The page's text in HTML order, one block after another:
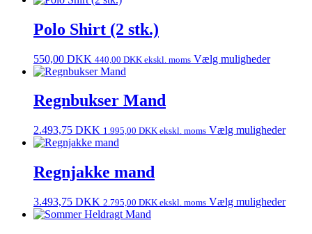
Polo Shirt (2 stk.)
550,00 DKK 440,00 DKK ekskl. moms Vælg muligheder
Regnbukser Mand
2.493,75 DKK 1.995,00 DKK ekskl. moms Vælg muligheder
Regnjakke mand
3.493,75 DKK 2.795,00 DKK ekskl. moms Vælg muligheder